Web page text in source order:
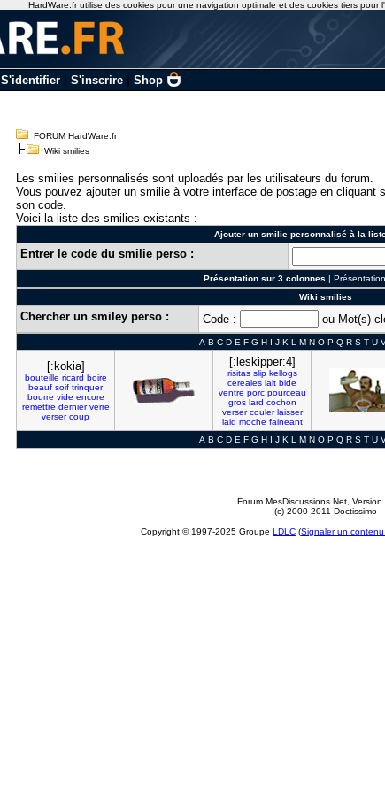
S'identifier| S'inscrire| Shop
FORUM HardWare.fr
Wiki smilies
Les smilies personnalisés sont uploadés par les utilisateurs du forum.
Vous pouvez ajouter un smilie à votre interface de postage en cliquant
son code.
Voici la liste des smilies existants :
Ajouter un smilie personnalisé à la
Entrer le code du smilie perso :
Présentation sur 3 colonnes |
Wiki smilies
Chercher un smiley perso : Code : ou Mot(s)
A B C D E F G H I J K L M N O P Q R S T U
[:kokia]
bouteille ricard boire
beauf soif trinquer
bourre vide encore
remettre dernier verre
verser coup
[:leskipper:4]
risitas slip kellogs
cereales lait bide
ventre porc pourceau
gros lard cochon
verser couler laisser
laid moche faineant
A B C D E F G H I J K L M N O P Q R S T U
Forum MesDiscussions.Net ,
(c) 2000-2011 Doctissimo
Copyright © 1997-2025 Groupe LDLC (Signaler un
HardWare.fr utilise des cookies pour une navigation optimale et des cookies tiers pour